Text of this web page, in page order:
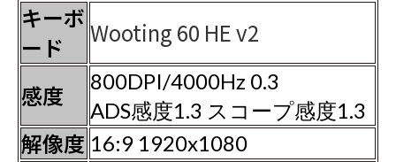
キーボ
ード
Wooting 60 HE v2
感度
800DPI/4000Hz 0.3
ADS感度1.3 スコープ感度1.3
解像度 16:9 1920x1080